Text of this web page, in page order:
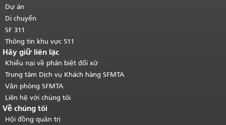
chính.
Dự án
Di chuyển
SF 311
Thông tin khu vực 511
Hãy giữ liên lạc
Khiếu nại về phân biệt đối xử
Trung tâm Dịch vụ Khách hàng SFMTA
Văn phòng SFMTA
Liên hệ với chúng tôi
Về chúng tôi
Hội đồng quản trị